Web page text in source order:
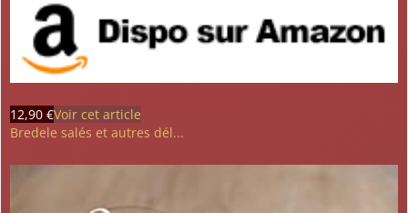
12,90 €Voir cet article
Bredele salés et autres dél...